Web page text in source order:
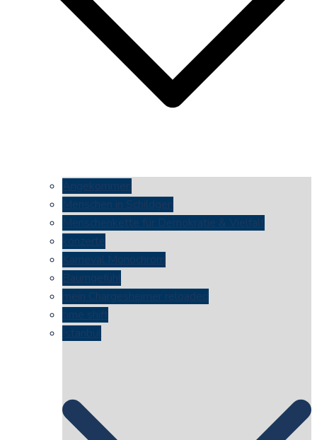
Angekommen
Menschen in Schildgen
Menschenkette für Demokratie & Vielfalt
konzerte
Karneval Monochrom
Baumgefühl
mein Chargesheimer reloaded
time shift
Istanbul